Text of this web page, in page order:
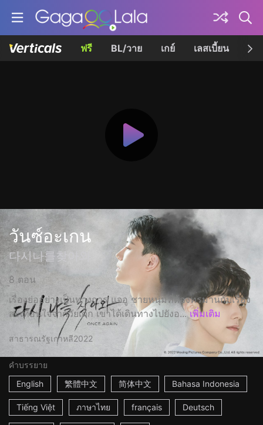
ฟรี BL/วาย เกย์ เลสเบี้ยน เค
วันซ์อะเกน
다시나를찾아와
8 ตอน
เรื่องย่ออย่างเป็นทางการ แจอู ชายหนุ่มที่ต้องทรมานกับเรื่อง
สะเทือนใจจากวัยเด็ก เขาได้เดินทางไปยังอ... เพิ่มเติม
สาธารณรัฐเกาหลี2022
คำบรรยาย
English
繁體中文 简体中文 Bahasa Indonesia
Tiếng Việt ภาษาไทย français Deutsch